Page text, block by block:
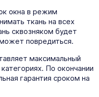
окна в режим
ткань на всех
сквозняком будет
повредиться.
максимальный
По окончании
гарантия сроком на